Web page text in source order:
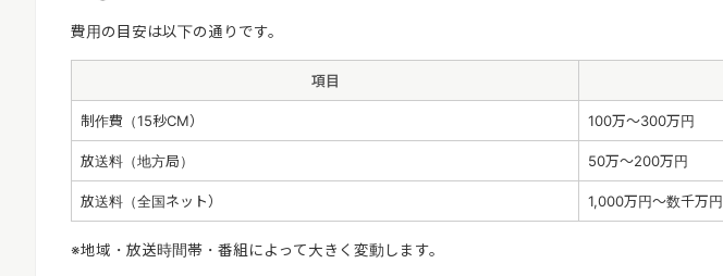
費用の目安は以下の通りです。
項目
制作費（15秒CM） 100万〜300万円
放送料（地方局） 50万〜200万円
放送料（全国ネット） 1,000万円〜数千万円
※地域・放送時間帯・番組によって大きく変動します。